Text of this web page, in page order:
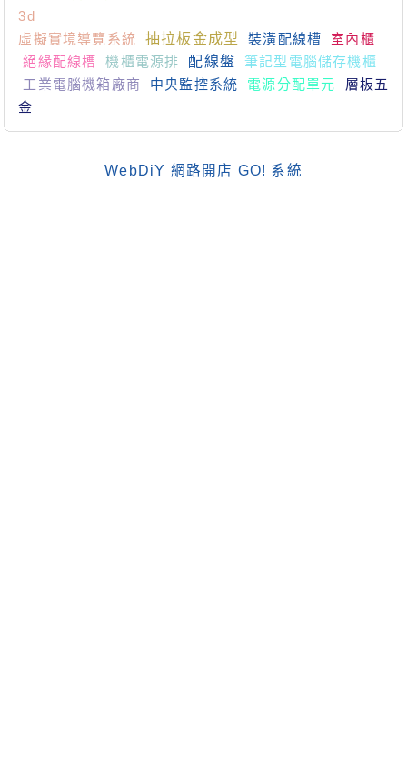
3d
虛擬實境導覽系統
抽拉板金成型 裝潢配線槽
室內櫃
絕緣配線槽
機櫃電源排 配線盤
筆記型電腦儲存機櫃
工業電腦機箱廠商
中央監控系統 電源分配單元
層板五
金
WebDiY 網路開店 GO! 系統